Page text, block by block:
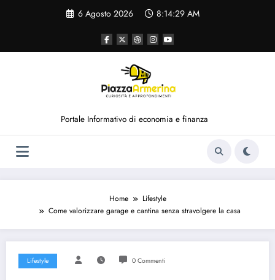
6 Agosto 2026 8:14:29 AM
Portale Informativo di economia e finanza
Home
Lifestyle
Come valorizzare garage e cantina senza stravolgere la casa
Lifestyle 0 Commenti